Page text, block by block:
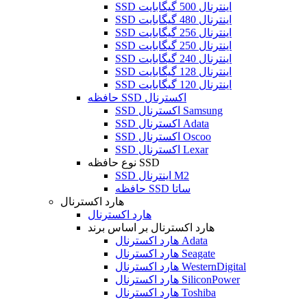
SSD اینترنال 500 گیگابایت
SSD اینترنال 480 گیگابایت
SSD اینترنال 256 گیگابایت
SSD اینترنال 250 گیگابایت
SSD اینترنال 240 گیگابایت
SSD اینترنال 128 گیگابایت
SSD اینترنال 120 گیگابایت
حافظه SSD اکسترنال
SSD اکسترنال Samsung
SSD اکسترنال Adata
SSD اکسترنال Oscoo
SSD اکسترنال Lexar
نوع حافظه SSD
SSD اینترنال M2
حافظه SSD ساتا
هارد اکسترنال
هارد اکسترنال
هارد اکسترنال بر اساس برند
هارد اکسترنال Adata
هارد اکسترنال Seagate
هارد اکسترنال WesternDigital
هارد اکسترنال SiliconPower
هارد اکسترنال Toshiba